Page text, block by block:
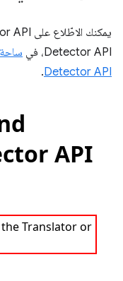
Detector API، في
Detector API
.